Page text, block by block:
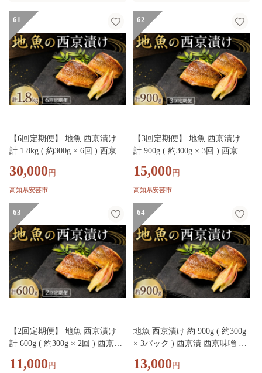
61
【6回定期便】 地魚 西京漬け
計 1.8kg ( 約300g × 6回 ) 西京漬
ト西京味噌 西京みそ 味噌漬け
みそ 味噌 魚介 魚 小分け 個包
鮮魚 漬け魚 漬魚 新鮮 おかず
おつまみ 高知県 安芸市
30,000 円
高知県安芸市
62
【3回定期便】 地魚 西京漬け
計 900g ( 約300g × 3回 ) 西京漬
ト西京味噌 西京みそ 味噌漬け
みそ 味噌 魚介 魚 小分け 個包
鮮魚 漬け魚 漬魚 新鮮 おかず
おつまみ 高知県 安芸市
15,000 円
高知県安芸市
63
【2回定期便】 地魚 西京漬け
計 600g ( 約300g × 2回 ) 西京漬
ト西京味噌 西京みそ 味噌漬け
11,000 円
64
地魚 西京漬け 約 900g ( 約300g
× 3パック ) 西京漬 西京味噌 さ
西京みそ 味噌漬け みそ 味噌 魚
13,000 円